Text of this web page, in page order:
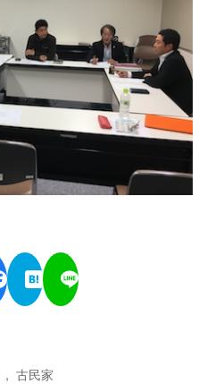
古民家